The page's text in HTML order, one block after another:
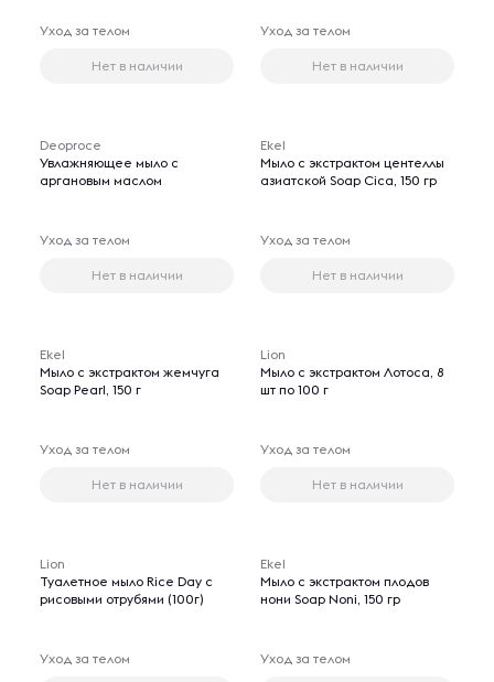
Уход за телом
Нет в наличии
Уход за телом
Нет в наличии
Deoproce
Увлажняющее мыло с
аргановым маслом
Уход за телом
Нет в наличии
Ekel
Мыло с экстрактом центеллы
азиатской Soap Cica, 150 гр
Уход за телом
Нет в наличии
Ekel
Мыло с экстрактом жемчуга
Soap Pearl, 150 г
Уход за телом
Нет в наличии
Lion
Мыло с экстрактом Лотоса, 8
шт по 100 г
Уход за телом
Нет в наличии
Lion
Туалетное мыло Rice Day с
рисовыми отрубями (100г)
Уход за телом
Ekel
Мыло с экстрактом плодов
нони Soap Noni, 150 гр
Уход за телом